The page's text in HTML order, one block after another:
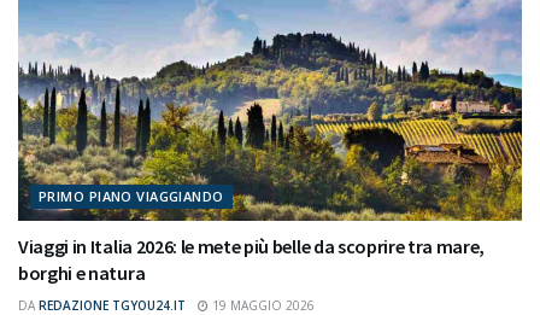
PRIMO PIANO VIAGGIANDO
Viaggi in Italia 2026: le mete più belle da scoprire tra mare,
borghi e natura
DA REDAZIONE TGYOU24.IT 19 MAGGIO 2026